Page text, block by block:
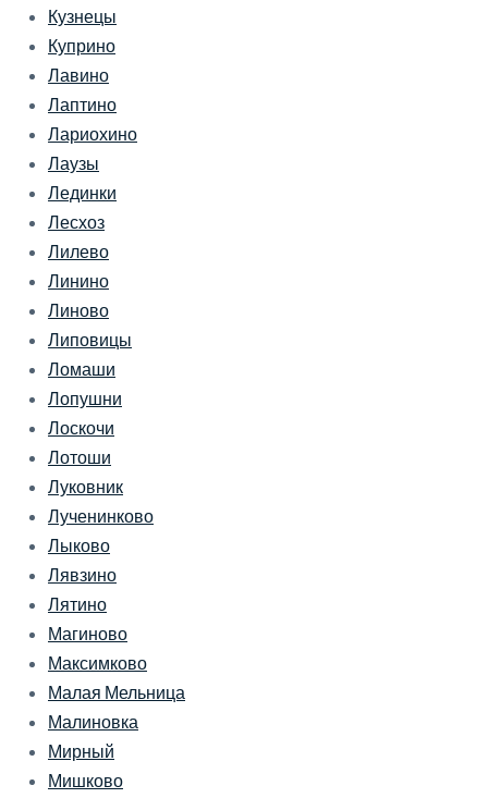
Кузнецы
Куприно
Лавино
Лаптино
Лариохино
Лаузы
Лединки
Лесхоз
Лилево
Линино
Линово
Липовицы
Ломаши
Лопушни
Лоскочи
Лотоши
Луковник
Лученинково
Лыково
Лявзино
Лятино
Магиново
Максимково
Малая Мельница
Малиновка
Мирный
Мишково